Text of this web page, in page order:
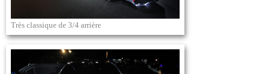
Très classique de 3/4 arrière